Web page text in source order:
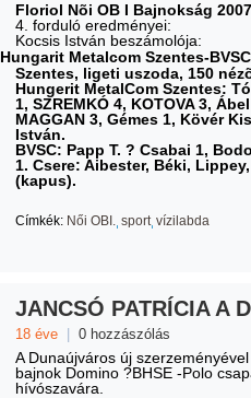
Floriol Nõi OB I Bajnokság
4. forduló eredményei:
Kocsis István beszámolója:
Hungarit Metalcom Szentes-
Szentes, ligeti uszoda, 150
Hungerit MetalCom Szentes:
1, SZREMKÓ 4, KOTOVA 3,
MAGGAN 3, Gémes 1, Kövér
István.
BVSC: Papp T. ? Csabai 1,
1. Csere: Aibester, Béki,
(kapus).
Címkék: Női OBI. sport vízilabda
JANCSÓ PATRÍCIA A
18 éve 0 hozzászólás
A Dunaújváros új
bajnok Domino ?BHSE -Polo
hívószavára.